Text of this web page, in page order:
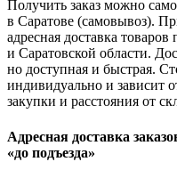
Получить заказ можно
в Саратове (самовывоз).
адресная доставка
и Саратовской области.
но доступная и быстрая.
индивидуально и зависит
закупки и расстояния от
Адресная доставка
«до подъезда»